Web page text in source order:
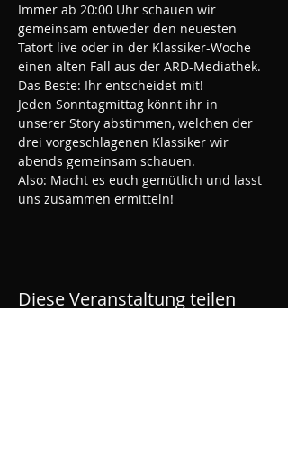
Immer ab 20:00 Uhr schauen wir
gemeinsam entweder den neuesten
Tatort live oder in der Klassiker-Woche
einen alten Fall aus der ARD-Mediathek.
Das Beste: Ihr entscheidet mit!
Jeden Sonntagmittag könnt ihr in
unserer Story abstimmen, welchen der
drei vorgeschlagenen Klassiker wir
abends gemeinsam schauen.
Also: Macht es euch gemütlich und lasst
uns zusammen ermitteln!
Diese Veranstaltung teilen